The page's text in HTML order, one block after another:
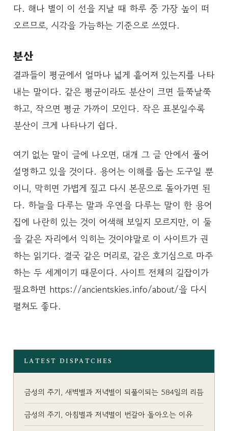
다. 해나 별이 이 선을 지날 때 하루 중 가장 높이 떠
오르므로, 시각을 가늠하는 기준으로 쓰였다.
분산
결과들이 평균에서 얼마나 넓게 흩어져 있는지를 나타
내는 말이다. 같은 평균이라도 분산이 크면 들쭉날쭉
하고, 작으면 평균 가까이 모인다. 작은 표본일수록
분산이 크게 나타나기 쉽다.
여기 없는 말이 글에 나오면, 대개 그 글 안에서 풀어
설명하고 있을 것이다. 용어는 이해를 돕는 도구일 뿐
이니, 막히면 가볍게 짚고 다시 본문으로 돌아가면 된
다. 하늘을 다루는 말과 우연을 다루는 말이 한 용어
집에 나란히 있는 것이 어색해 보일지 모르지만, 이 둘
을 같은 자리에서 익히는 것이야말로 이 사이트가 권
하는 읽기다. 결국 같은 머리로, 같은 호기심으로 마주
하는 두 세계이기 때문이다. 사이트 전체의 길잡이가
필요하면 https://ancientskies.info/about/을 다시
펼쳐도 좋다.
LATEST DISPATCHES
금성의 주기, 새벽별과 저녁별이 되풀이되는 584일의 리듬
금성의 주기, 아침별과 저녁별이 번갈아 돌아오는 이유